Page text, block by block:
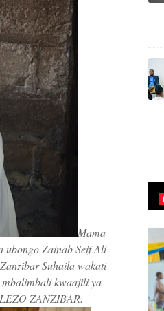
Mama
ubongo Zainab Seif Ali
Suhaila wakati
kwaajili ya
ZANZIBAR.